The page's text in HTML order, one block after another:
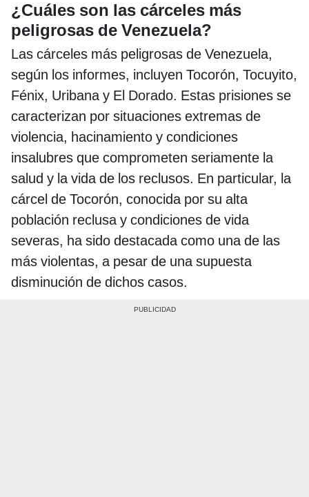
¿Cuáles son las cárceles más
peligrosas de Venezuela?
Las cárceles más peligrosas de Venezuela,
según los informes, incluyen Tocorón, Tocuyito,
Fénix, Uribana y El Dorado. Estas prisiones se
caracterizan por situaciones extremas de
violencia, hacinamiento y condiciones
insalubres que comprometen seriamente la
salud y la vida de los reclusos. En particular, la
cárcel de Tocorón, conocida por su alta
población reclusa y condiciones de vida
severas, ha sido destacada como una de las
más violentas, a pesar de una supuesta
disminución de dichos casos.